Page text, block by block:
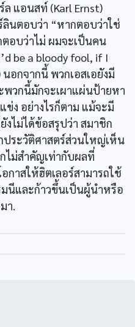
แอนสท์ (Karl Ernst)
ลินตอบว่า “หากตอบว่าใช่
อบว่าไม่ ผมจะเป็นคน
be a bloody fool, if I
นอกจากนี้ พวกเอสเอยังมี
พวกนี้มักจะเผาแผ่นป้ายหา
ข่ง อย่างไรก็ตาม แม้จะมี
ไม่ได้ข้อสรุปว่า สมาชิก
ประวัติศาสตร์ส่วนใหญ่เห็น
ไม่สำคัญเท่ากับผลที่
กาสให้ฮิตเลอร์สามารถใช้
มนีและก้าวขึ้นเป็นผู้นำหรือ
า.